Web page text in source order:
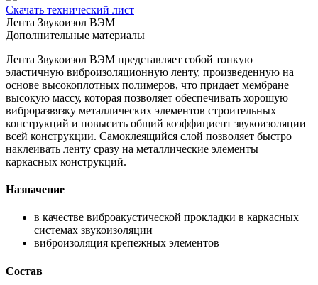
Скачать технический лист
Лента Звукоизол ВЭМ
Дополнительные материалы
Лента Звукоизол ВЭМ представляет собой тонкую
эластичную виброизоляционную ленту, произведенную на
основе высокоплотных полимеров, что придает мембране
высокую массу, которая позволяет обеспечивать хорошую
виброразвязку металлических элементов строительных
конструкций и повысить общий коэффициент звукоизоляции
всей конструкции. Самоклеящийся слой позволяет быстро
наклеивать ленту сразу на металлические элементы
каркасных конструкций.
Назначение
в качестве виброакустической прокладки в каркасных
системах звукоизоляции
виброизоляция крепежных элементов
Состав